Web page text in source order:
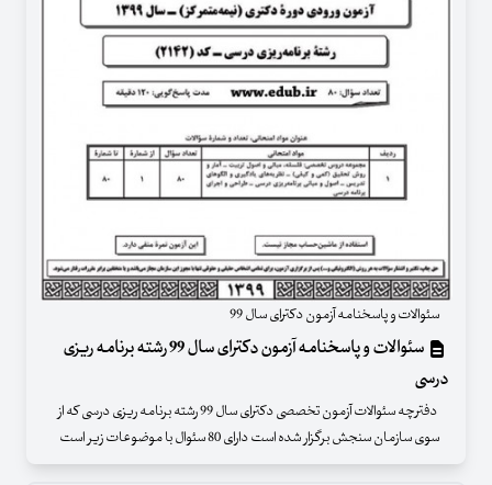
سئوالات و پاسخنامه آزمون دکترای سال 99
سئوالات و پاسخنامه آزمون دکترای سال 99 رشته برنامه ریزی
درسی
دفترچه سئوالات آزمون تخصصی دکترای سال 99 رشته برنامه ریزی درسی که از
سوی سازمان سنجش برگزار شده است دارای 80 سئوال با موضوعات زیر است